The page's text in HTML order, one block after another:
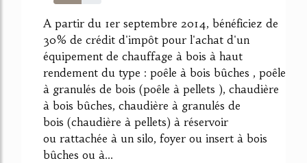
59%
A partir du 1er septembre 2014, bénéficiez de
30% de crédit d'impôt pour l'achat d'un
équipement de chauffage à bois à haut
rendement du type : poêle à bois bûches , poêle
à granulés de bois (poêle à pellets ), chaudière
à bois bûches, chaudière à granulés de
bois (chaudière à pellets) à réservoir
ou rattachée à un silo, foyer ou insert à bois
bûches ou à...